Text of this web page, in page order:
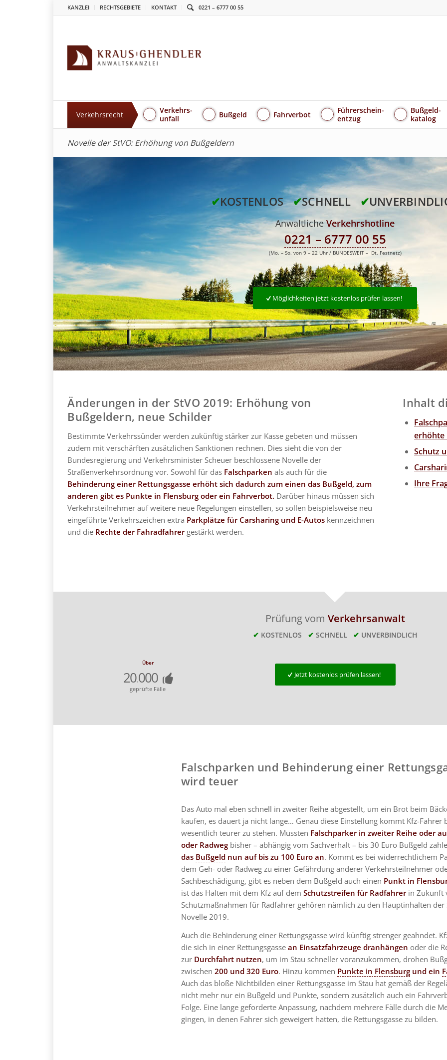
KANZLEI RECHTSGEBIETE KONTAKT 0221 – 6777 00 55
Verkehrsrecht
Verkehrs-
unfall
Bußgeld Fahrverbot
Führerschein-
entzug
Bußgeld-
katalog
Novelle der StVO: Erhöhung von Bußgeldern
✔KOSTENLOS ✔SCHNELL ✔
Anwaltliche Verkehrshotline
0221 – 6777 00 55
(Mo. – So. von 9 – 22 Uhr / BUNDESWEIT – Dt. Festnetz)
Möglichkeiten jetzt kostenlos prüfen lassen!
Änderungen in der StVO 2019: Erhöhung von
Bußgeldern, neue Schilder
Bestimmte Verkehrssünder werden zukünftig stärker zur Kasse gebeten und müssen
zudem mit verschärften zusätzlichen Sanktionen rechnen. Dies sieht die von der
Bundesregierung und Verkehrsminister Scheuer beschlossene Novelle der
Straßenverkehrsordnung vor. Sowohl für das Falschparken als auch für die
Behinderung einer Rettungsgasse erhöht sich dadurch zum einen das Bußgeld, zum
anderen gibt es Punkte in Flensburg oder ein Fahrverbot. Darüber hinaus müssen sich
Verkehrsteilnehmer auf weitere neue Regelungen einstellen, so sollen beispielsweise neu
eingeführte Verkehrszeichen extra Parkplätze für Carsharing und E-Autos kennzeichnen
und die Rechte der Fahradfahrergestärkt werden.
Inhalt
erhöhte
Schutz
Ihre
Prüfung vom Verkehrsanwalt
✔ KOSTENLOS ✔ SCHNELL ✔ UNVERBINDLICH
Über
20.000
geprüfte Fälle
Jetzt kostenlos prüfen lassen!
Falschparken und Behinderung einer
wird teuer
Das Auto mal eben schnell in zweiter Reihe abgestellt, um ein Brot beim
kaufen, es dauert ja nicht lange… Genau diese Einstellung kommt Kfz-Fahrer
wesentlich teurer zu stehen. Mussten Falschparker in zweiter Reihe oder
oder Radwegbisher – abhängig vom Sachverhalt – bis 30 Euro Bußgeld
das Bußgeldnun auf bis zu 100 Euro an. Kommt es bei widerrechtlichem
dem Geh- oder Radweg zu einer Gefährdung anderer Verkehrsteilnehmer
Sachbeschädigung, gibt es neben dem Bußgeld auch einen Punkt in
ist das Halten mit dem Kfz auf dem Schutzstreifen für Radfahrerin Zukunft
Schutzmaßnahmen für Radfahrer gehören nämlich zu den Hauptinhalten der
Novelle 2019.
Auch die Behinderung einer Rettungsgasse wird künftig strenger geahndet.
die sich in einer Rettungsgasse an Einsatzfahrzeuge dranhängen oder die
zur Durchfahrt nutzen, um im Stau schneller voranzukommen, drohen
zwischen 200 und 320 Euro. Hinzu kommen Punkte in Flensburgund ein
Auch das bloße Nichtbilden einer Rettungsgasse im Stau hat gemäß der
nicht mehr nur ein Bußgeld und Punkte, sondern zusätzlich auch ein
Folge. Eine lange geforderte Anpassung, nachdem mehrere Fälle durch die
gingen, in denen Fahrer sich geweigert hatten, die Rettungsgasse zu bilden.